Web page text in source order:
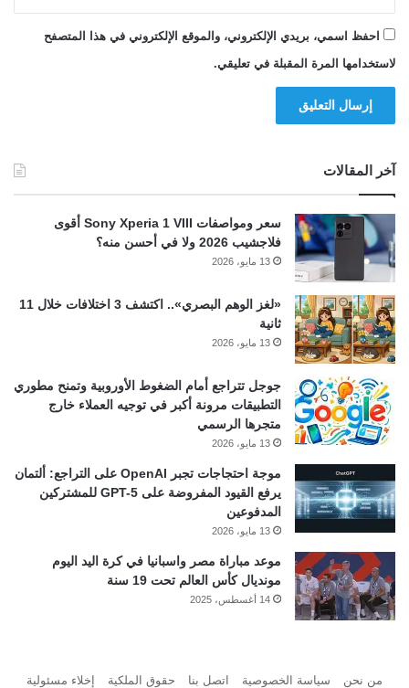
احفظ اسمي، بريدي الإلكتروني، والموقع الإلكتروني في هذا المتصفح
لاستخدامها المرة المقبلة في تعليقي.
آخر المقالات
سعر ومواصفات Sony Xperia 1 VIII أقوى
فلاجشيب 2026 ولا في أحسن منه؟
13 مايو، 2026
«لغز الوهم البصري».. اكتشف 3 اختلافات خلال 11
ثانية
13 مايو، 2026
جوجل تتراجع أمام الضغوط الأوروبية وتمنح مطوري
التطبيقات مرونة أكبر في توجيه العملاء خارج
متجرها الرسمي
13 مايو، 2026
موجة احتجاجات تجبر OpenAI على التراجع: ألتمان
يرفع القيود المفروضة على GPT-5 للمشتركين
المدفوعين
13 مايو، 2026
موعد مباراة مصر واسبانيا في كرة اليد اليوم
مونديال كأس العالم تحت 19 سنة
14 أغسطس، 2025
من نحن سياسة الخصوصية اتصل بنا حقوق الملكية إخلاء مسئولية